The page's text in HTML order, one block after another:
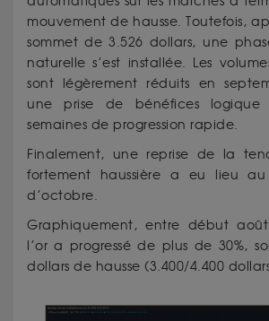
mouvement de hausse. Toutefois,
sommet de 3.526 dollars, une
naturelle s’est installée. Les
sont légèrement réduits en
une prise de bénéfices logique
semaines de progression rapide.
Finalement, une reprise de la
fortement haussière a eu lieu
d’octobre.
Graphiquement, entre début
l’or a progressé de plus de 30%,
dollars de hausse (3.400/4.400